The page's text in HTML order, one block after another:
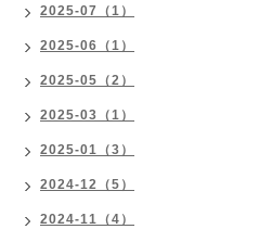
2025-07（1）
2025-06（1）
2025-05（2）
2025-03（1）
2025-01（3）
2024-12（5）
2024-11（4）